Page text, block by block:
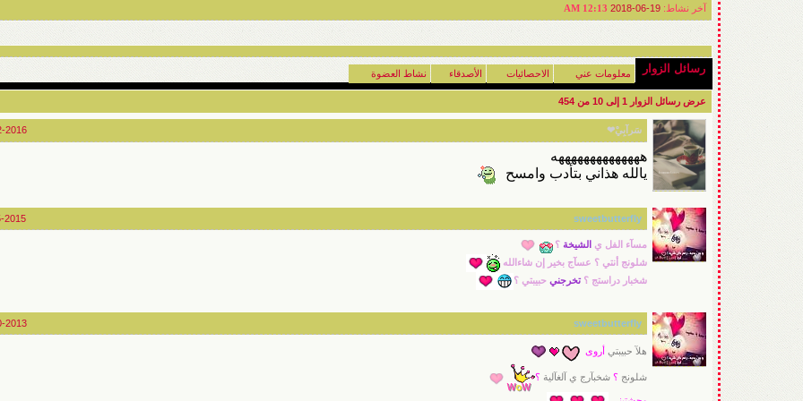
آخر نشاط: 19-06-2018
12:13 AM
رسائل الزوار معلومات عني الاحصائيات الأصدقاء نشاط العضوة
عرض رسائل الزوار 1 إلى 10 من454
2016 سَرآبِيْ❤
ههههههههههههههه
يالله هذاني بتأدب وامسح
2015 sweetbutterfly
مسآء الفل ي الشيخة ؟
شلونج أنتي ؟ عسآج بخير إن شاءالله
شخبار دراستج ؟تخرجنيحبيبتي ؟
2013 sweetbutterfly
هلآ حبيبتيأروى
شلونج ؟ شخبآرج ي آلغآلية ؟